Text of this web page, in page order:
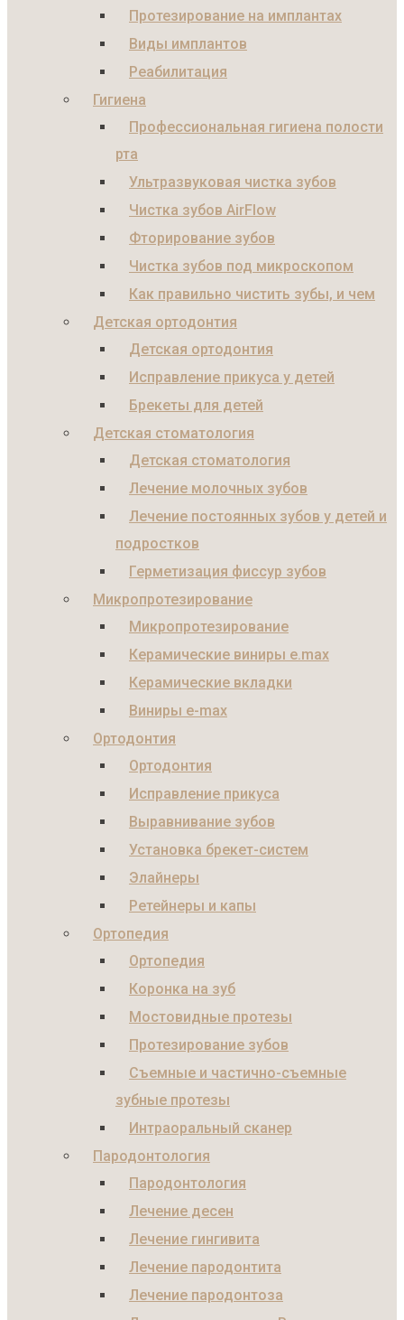
Протезирование на имплантах
Виды имплантов
Реабилитация
Гигиена
Профессиональная гигиена полости
рта
Ультразвуковая чистка зубов
Чистка зубов AirFlow
Фторирование зубов
Чистка зубов под микроскопом
Как правильно чистить зубы, и чем
Детская ортодонтия
Детская ортодонтия
Исправление прикуса у детей
Брекеты для детей
Детская стоматология
Детская стоматология
Лечение молочных зубов
Лечение постоянных зубов у детей и
подростков
Герметизация фиссур зубов
Микропротезирование
Микропротезирование
Керамические виниры e.max
Керамические вкладки
Виниры e-max
Ортодонтия
Ортодонтия
Исправление прикуса
Выравнивание зубов
Установка брекет-систем
Элайнеры
Ретейнеры и капы
Ортопедия
Ортопедия
Коронка на зуб
Мостовидные протезы
Протезирование зубов
Съемные и частично-съемные
зубные протезы
Интраоральный сканер
Пародонтология
Пародонтология
Лечение десен
Лечение гингивита
Лечение пародонтита
Лечение пародонтоза